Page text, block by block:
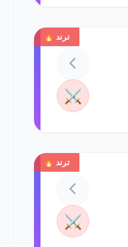
ترند 🔥
⚔️
ترند 🔥
⚔️